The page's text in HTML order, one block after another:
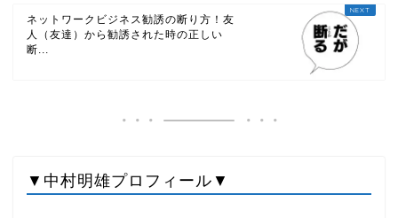
ネットワークビジネス勧誘の断り方！友
人（友達）から勧誘された時の正しい
断...
▼中村明雄プロフィール▼